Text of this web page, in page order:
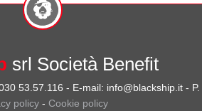
srl Società Benefit
53.57.116 - E-mail: info@blackship.it -
policy- Cookie policy